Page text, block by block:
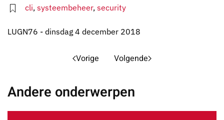
cli, systeembeheer, security
LUGN76 - dinsdag 4 december 2018
Vorige Volgende
Andere onderwerpen